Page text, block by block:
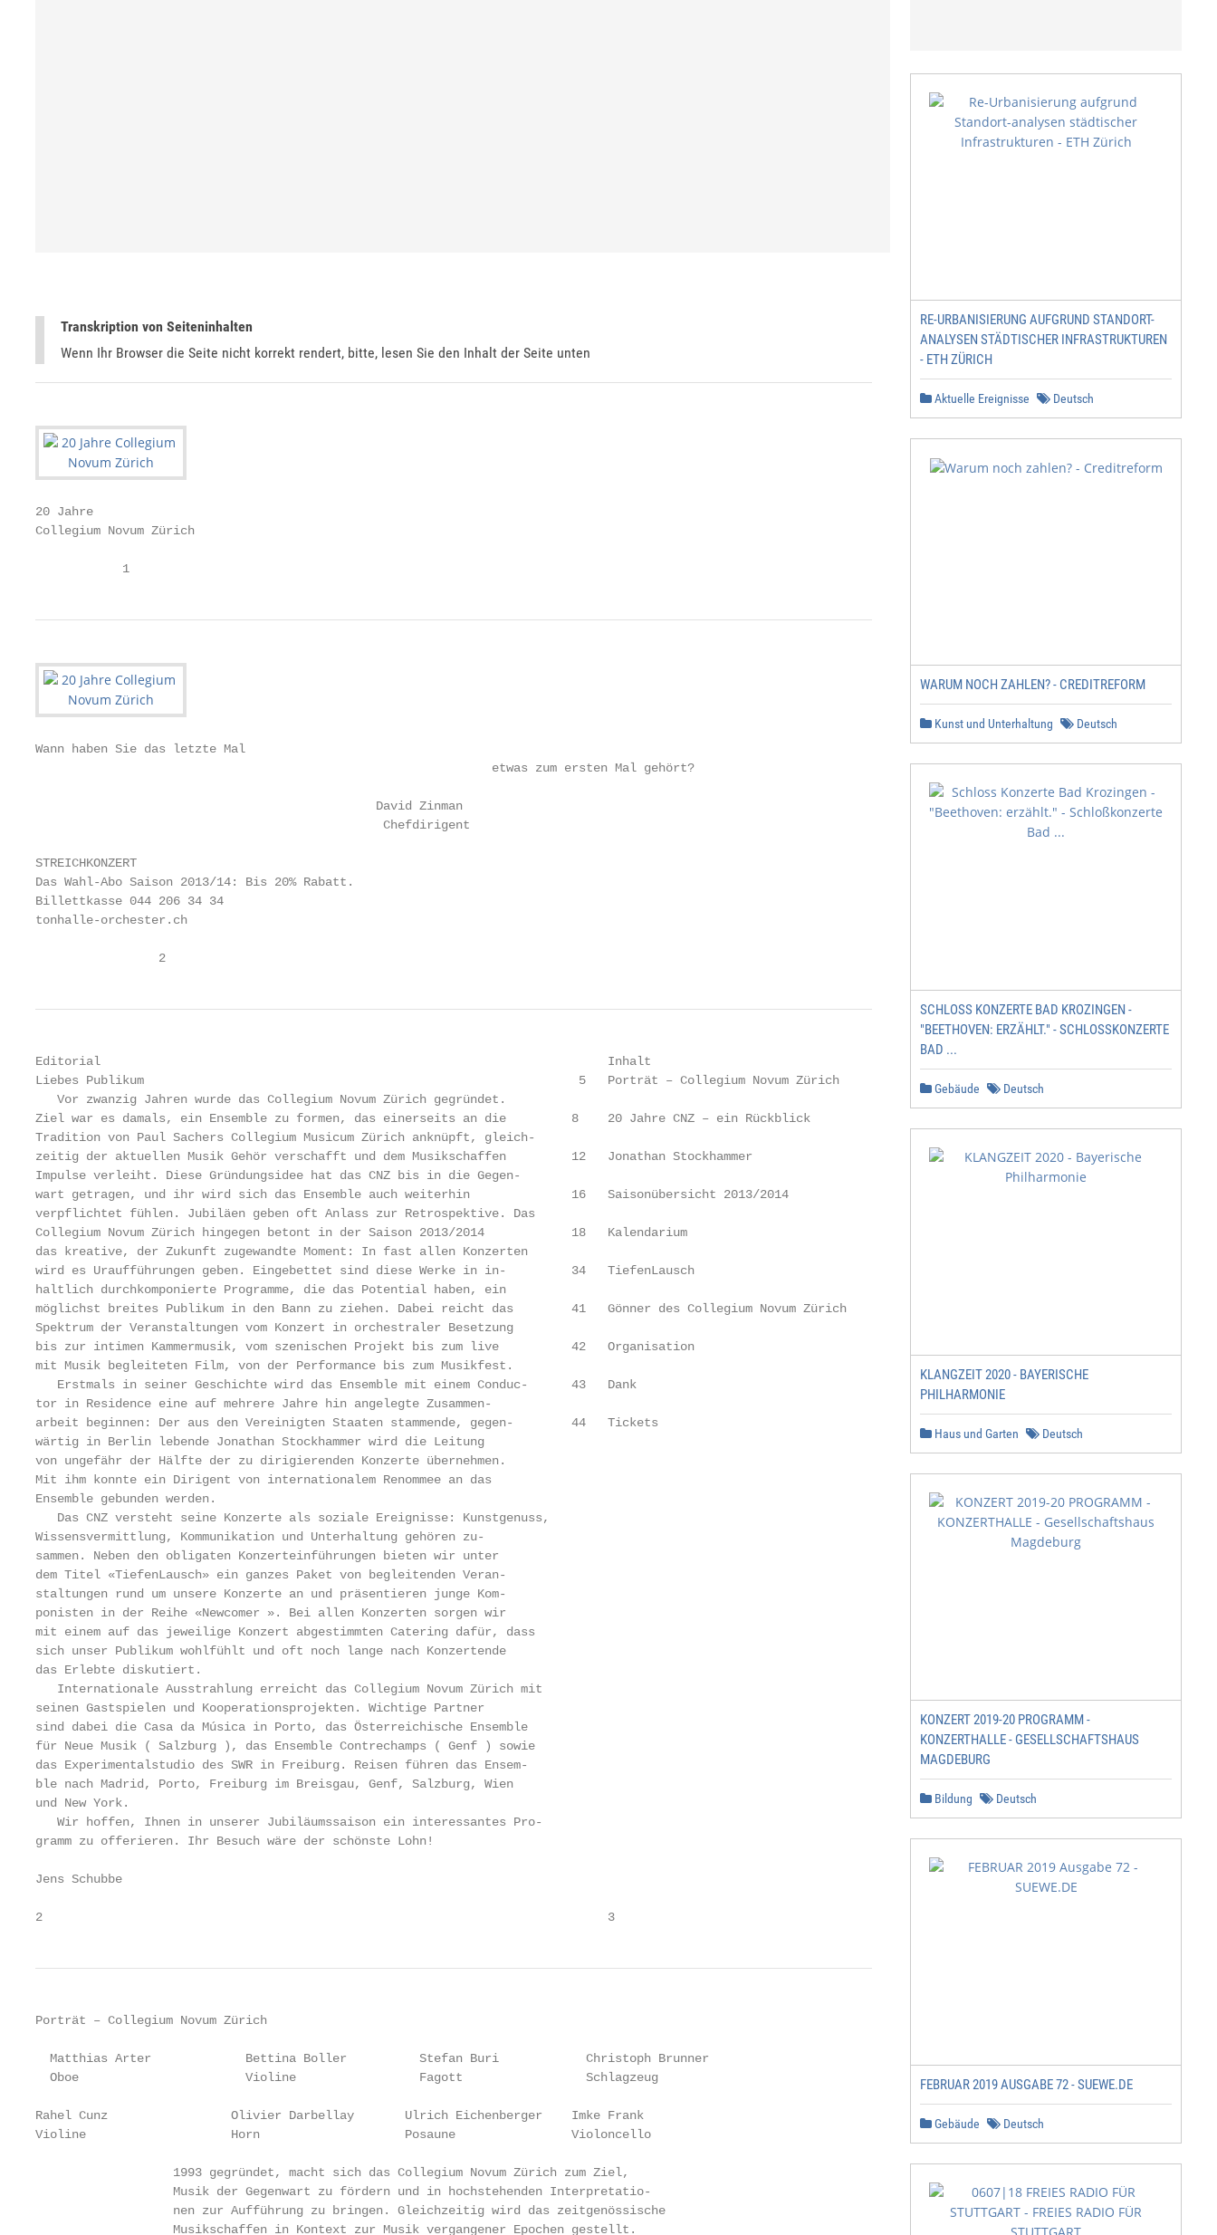
Transkription von Seiteninhalten
Wenn Ihr Browser die Seite nicht korrekt rendert, bitte, lesen Sie den Inhalt der Seite unten
20 Jahre
Collegium Novum Zürich
            1
Wann haben Sie das letzte Mal
                                                               etwas zum ersten Mal gehört?
                                               David Zinman
                                                Chefdirigent
STREICHKONZERT
Das Wahl-Abo Saison 2013/14: Bis 20% Rabatt.
Billettkasse 044 206 34 34
tonhalle-orchester.ch
                 2
Editorial                                                                      Inhalt
Liebes Publikum                                                            5   Porträt – Collegium Novum Zürich
   Vor zwanzig Jahren wurde das Collegium Novum Zürich gegründet.
Ziel war es damals, ein Ensemble zu formen, das einerseits an die         8    20 Jahre CNZ – ein Rückblick
Tradition von Paul Sachers Collegium Musicum Zürich anknüpft, gleich-
zeitig der aktuellen Musik Gehör verschafft und dem Musikschaffen         12   Jonathan Stockhammer
Impulse verleiht. Diese Gründungsidee hat das CNZ bis in die Gegen-
wart getragen, und ihr wird sich das Ensemble auch weiterhin              16   Saisonübersicht 2013/2014
verpflichtet fühlen. Jubiläen geben oft Anlass zur Retrospektive. Das
Collegium Novum Zürich hingegen betont in der Saison 2013/2014            18   Kalendarium
das kreative, der Zukunft zugewandte Moment: In fast allen Konzerten
wird es Uraufführungen geben. Eingebettet sind diese Werke in in-         34   TiefenLausch
haltlich durchkomponierte Programme, die das Potential haben, ein
möglichst breites Publikum in den Bann zu ziehen. Dabei reicht das        41   Gönner des Collegium Novum Zürich
Spektrum der Veranstaltungen vom Konzert in orchestraler Besetzung
bis zur intimen Kammermusik, vom szenischen Projekt bis zum live          42   Organisation
mit Musik begleiteten Film, von der Performance bis zum Musikfest.
   Erstmals in seiner Geschichte wird das Ensemble mit einem Conduc-      43   Dank
tor in Residence eine auf mehrere Jahre hin angelegte Zusammen-
arbeit beginnen: Der aus den Vereinigten Staaten stammende, gegen-        44   Tickets
wärtig in Berlin lebende Jonathan Stockhammer wird die Leitung
von ungefähr der Hälfte der zu dirigierenden Konzerte übernehmen.
Mit ihm konnte ein Dirigent von internationalem Renommee an das
Ensemble gebunden werden.
   Das CNZ versteht seine Konzerte als soziale Ereignisse: Kunstgenuss,
Wissensvermittlung, Kommunikation und Unterhaltung gehören zu-
sammen. Neben den obligaten Konzerteinführungen bieten wir unter
dem Titel «TiefenLausch» ein ganzes Paket von begleitenden Veran-
staltungen rund um unsere Konzerte an und präsentieren junge Kom-
ponisten in der Reihe «Newcomer ». Bei allen Konzerten sorgen wir
mit einem auf das jeweilige Konzert abgestimmten Catering dafür, dass
sich unser Publikum wohlfühlt und oft noch lange nach Konzertende
das Erlebte diskutiert.
   Internationale Ausstrahlung erreicht das Collegium Novum Zürich mit
seinen Gastspielen und Kooperationsprojekten. Wichtige Partner
sind dabei die Casa da Música in Porto, das Österreichische Ensemble
für Neue Musik ( Salzburg ), das Ensemble Contrechamps ( Genf ) sowie
das Experimentalstudio des SWR in Freiburg. Reisen führen das Ensem-
ble nach Madrid, Porto, Freiburg im Breisgau, Genf, Salzburg, Wien
und New York.
   Wir hoffen, Ihnen in unserer Jubiläumssaison ein interessantes Pro-
gramm zu offerieren. Ihr Besuch wäre der schönste Lohn!
Jens Schubbe
2                                                                              3
Porträt – Collegium Novum Zürich
  Matthias Arter             Bettina Boller          Stefan Buri            Christoph Brunner
  Oboe                       Violine                 Fagott                 Schlagzeug
Rahel Cunz                 Olivier Darbellay       Ulrich Eichenberger    Imke Frank
Violine                    Horn                    Posaune                Violoncello
                   1993 gegründet, macht sich das Collegium Novum Zürich zum Ziel,
                   Musik der Gegenwart zu fördern und in hochstehenden Interpretatio-
                   nen zur Aufführung zu bringen. Gleichzeitig wird das zeitgenössische
                   Musikschaffen in Kontext zur Musik vergangener Epochen gestellt.
RE-URBANISIERUNG AUFGRUND STANDORT-
ANALYSEN STÄDTISCHER INFRASTRUKTUREN
- ETH ZÜRICH
Aktuelle Ereignisse Deutsch
WARUM NOCH ZAHLEN? - CREDITREFORM
Kunst und Unterhaltung Deutsch
SCHLOSS KONZERTE BAD KROZINGEN -
"BEETHOVEN: ERZÄHLT." - SCHLOSSKONZERTE B
AD ...
Gebäude Deutsch
KLANGZEIT 2020 - BAYERISCHE
PHILHARMONIE
Haus und Garten Deutsch
KONZERT 2019-20 PROGRAMM -
KONZERTHALLE - GESELLSCHAFTSHAUS
MAGDEBURG
Bildung Deutsch
FEBRUAR 2019 AUSGABE 72 - SUEWE.DE
Gebäude Deutsch